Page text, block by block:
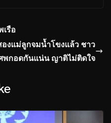
รือ
งแม่ลูกจมน้ำโขงแล้ว ชาว
พกอดกันแน่น ญาติไม่ติดใจ